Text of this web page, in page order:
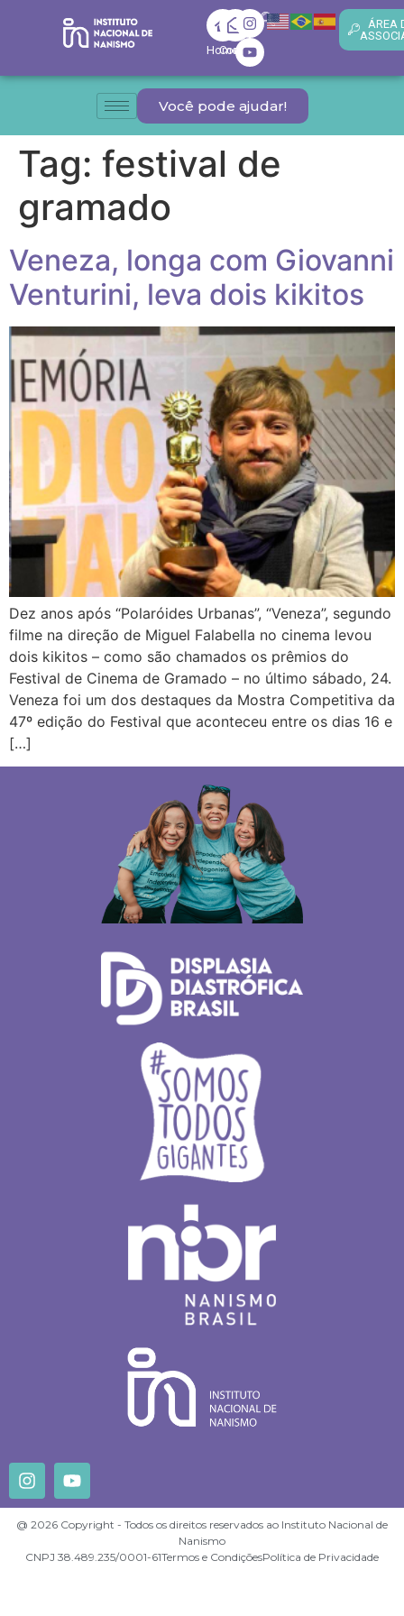
Home
Contato
ÁREA
Você pode ajudar!
Tag: festival de
gramado
Veneza, longa com Giovanni
Venturini, leva dois kikitos
Dez anos após “Polaróides Urbanas”, “Veneza”, segundo
filme na direção de Miguel Falabella no cinema levou
dois kikitos – como são chamados os prêmios do
Festival de Cinema de Gramado – no último sábado, 24.
Veneza foi um dos destaques da Mostra Competitiva da
47º edição do Festival que aconteceu entre os dias 16 e
[…]
@ 2026 Copyright - Todos os direitos reservados ao Instituto Nacional de
Nanismo
CNPJ 38.489.235/0001-61Termos e CondiçõesPolítica de Privacidade